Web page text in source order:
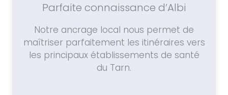
Parfaite connaissance d’Albi
Notre ancrage local nous permet de
maîtriser parfaitement les itinéraires vers
les principaux établissements de santé
du Tarn.